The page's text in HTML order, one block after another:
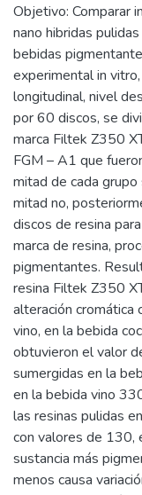
Objetivo: Comparar
nano hibridas
bebidas
experimental in
longitudinal, nivel
por 60 discos, se
marca Filtek Z350
FGM – A1 que
mitad de cada
mitad no,
discos de resina
marca de resina,
pigmentantes.
resina Filtek Z350
alteración cromática
vino, en la bebida
obtuvieron el valor
sumergidas en la
en la bebida vino
las resinas pulidas
con valores de 130,
sustancia más
menos causa